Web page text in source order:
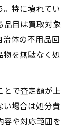
。特に壊れてい
品目は買取対象
体の不用品回
物を無駄なく処
とで査定額が上
い場合は処分費
容や対応範囲を